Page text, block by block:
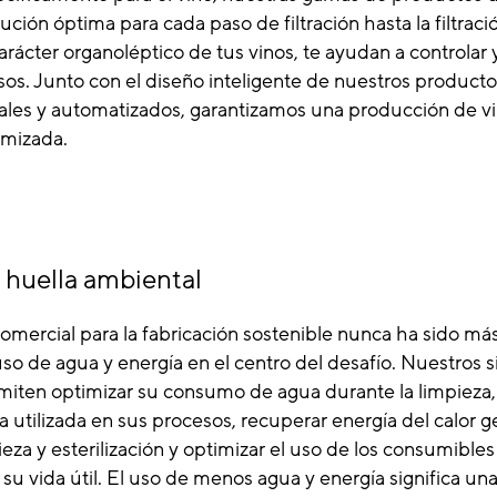
óptima para cada paso de filtración hasta la
organoléptico de tus vinos, te ayudan a controlar
Junto con el diseño inteligente de nuestros
y automatizados, garantizamos una producción de
huella ambiental
para la fabricación sostenible nunca ha sido
de agua y energía en el centro del desafío. Nuestros
optimizar su consumo de agua durante la
utilizada en sus procesos, recuperar energía del calor
y esterilización y optimizar el uso de los
vida útil. El uso de menos agua y energía significa